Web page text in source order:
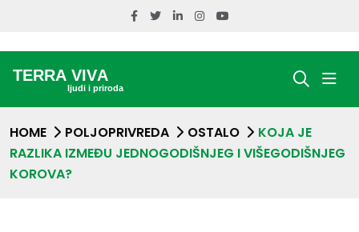
HOME POLJOPRIVREDA OSTALO
KOJA JE
RAZLIKA IZMEĐU JEDNOGODIŠNJEG I VIŠEGODIŠNJEG
KOROVA?